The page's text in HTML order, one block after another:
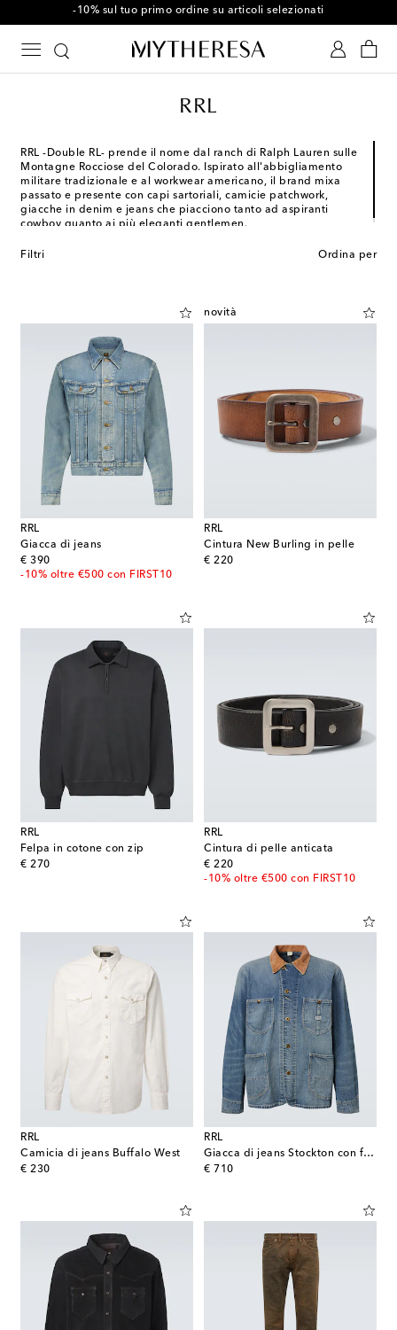
-10% sul tuo primo ordine su articoli selezionati
RRL
RRL -Double RL- prende il nome dal ranch di Ralph Lauren sulle
Montagne Rocciose del Colorado. Ispirato all'abbigliamento
militare tradizionale e al workwear americano, il brand mixa
passato e presente con capi sartoriali, camicie patchwork,
giacche in denim e jeans che piacciono tanto ad aspiranti
cowboy quanto ai più eleganti gentlemen.
Filtri Ordina per
RRL
Giacca di jeans
€ 390
original price
-10% oltre €500 con FIRST10
novità
RRL
Cintura New Burling in pelle
€ 220
original price
RRL
Felpa in cotone con zip
€ 270
original price
RRL
Cintura di pelle anticata
€ 220
original price
-10% oltre €500 con FIRST10
RRL
Camicia di jeans Buffalo West
€ 230
original price
RRL
Giacca di jeans Stockton con finiture in velluto a coste
€ 710
original price